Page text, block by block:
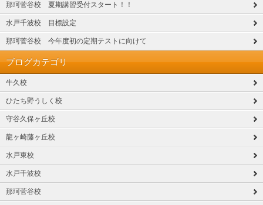
那珂菅谷校 夏期講習受付スタート！！
水戸千波校 目標設定
那珂菅谷校 今年度初の定期テストに向けて
ブログカテゴリ
牛久校
ひたち野うしく校
守谷久保ヶ丘校
龍ヶ崎藤ヶ丘校
水戸東校
水戸千波校
那珂菅谷校